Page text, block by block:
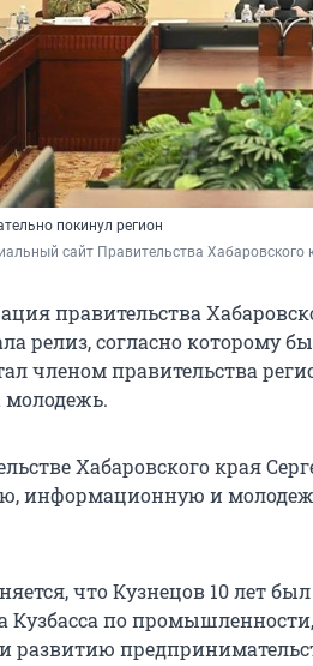
покинул регион
сайт Правительства Хабаровского
правительства
релиз, согласно которому
членом правительства
молодежь.
Хабаровского края
информационную и
что Кузнецов 10 лет
Кузбасса по
развитию